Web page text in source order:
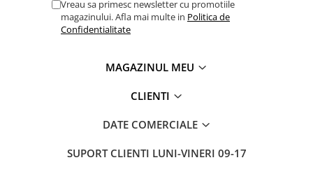
Vreau sa primesc newsletter cu promotiile
magazinului. Afla mai multe in Politica de
Confidentialitate
MAGAZINUL MEU
CLIENTI
DATE COMERCIALE
SUPORT CLIENTI LUNI-VINERI 09-17